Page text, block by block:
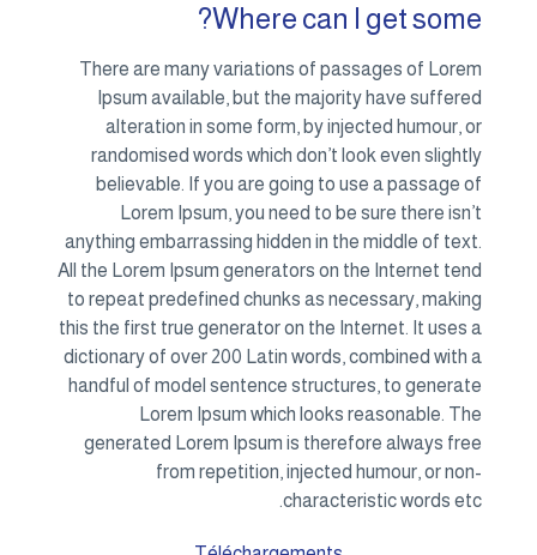
Where can I get some?
There are many variations of passages of Lorem
Ipsum available, but the majority have suffered
alteration in some form, by injected humour, or
randomised words which don’t look even slightly
believable. If you are going to use a passage of
Lorem Ipsum, you need to be sure there isn’t
anything embarrassing hidden in the middle of text.
All the Lorem Ipsum generators on the Internet tend
to repeat predefined chunks as necessary, making
this the first true generator on the Internet. It uses a
dictionary of over 200 Latin words, combined with a
handful of model sentence structures, to generate
Lorem Ipsum which looks reasonable. The
generated Lorem Ipsum is therefore always free
from repetition, injected humour, or non-
characteristic words etc.